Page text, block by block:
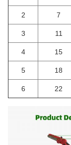
2 7
3 11
4 15
5 18
6 22